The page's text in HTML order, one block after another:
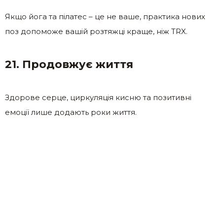
Якщо йога та пілатес – це не ваше, практика нових
поз допоможе вашій розтяжці краще, ніж TRX.
21. Продовжує життя
Здорове серце, циркуляція кисню та позитивні
емоції лише додають роки життя.